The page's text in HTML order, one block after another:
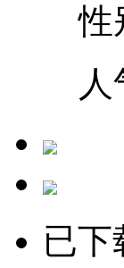
性
人
已下